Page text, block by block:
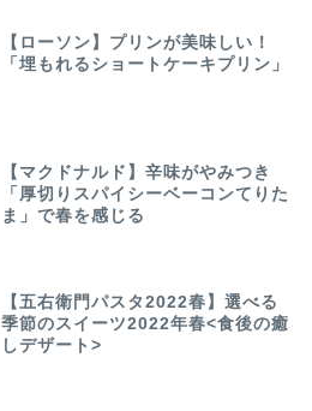
【ローソン】プリンが美味しい！
「埋もれるショートケーキプリン」
【マクドナルド】辛味がやみつき
「厚切りスパイシーベーコンてりた
ま」で春を感じる
【五右衛門パスタ2022春】選べる
季節のスイーツ2022年春<食後の癒
しデザート>